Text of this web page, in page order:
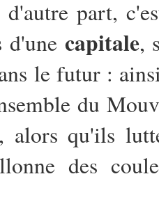
part,
d'une capitale,
le futur :
du
alors qu'ils
des